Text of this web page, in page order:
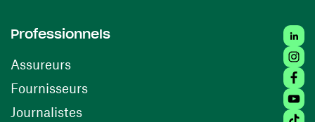
Professionnels
Assureurs
Fournisseurs(ouvre une nouvelle fenêtre)
Journalistes